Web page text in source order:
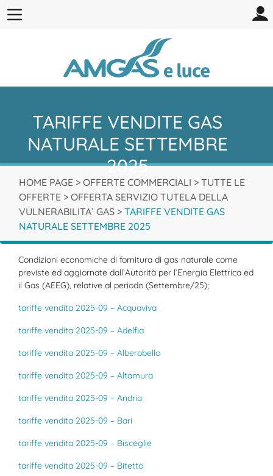
TARIFFE VENDITE GAS
NATURALE SETTEMBRE
2025
HOME PAGE > OFFERTE COMMERCIALI > TUTTE LE
OFFERTE > OFFERTA SERVIZIO TUTELA DELLA
VULNERABILITA’ GAS > TARIFFE VENDITE GAS
NATURALE SETTEMBRE 2025
Condizioni economiche di fornitura di gas naturale come
previste ed aggiornate dall`Autorità per l`Energia Elettrica ed
il Gas (AEEG), relative al periodo (Settembre/25);
tariffe vendita 2025-09 – Acquaviva
tariffe vendita 2025-09 – Adelfia
tariffe vendita 2025-09 – Alberobello
tariffe vendita 2025-09 – Altamura
tariffe vendita 2025-09 – Andria
tariffe vendita 2025-09 – Bari
tariffe vendita 2025-09 – Bisceglie
tariffe vendita 2025-09 – Bitetto